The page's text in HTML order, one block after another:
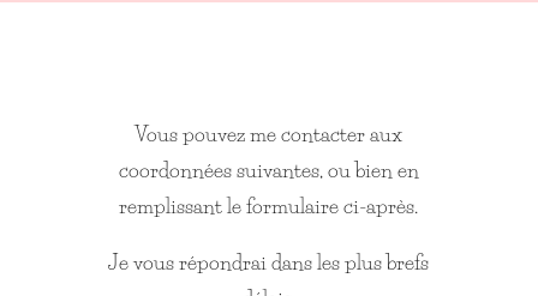
Vous pouvez me contacter aux
coordonnées suivantes, ou bien en
remplissant le formulaire ci-après.
Je vous répondrai dans les plus brefs